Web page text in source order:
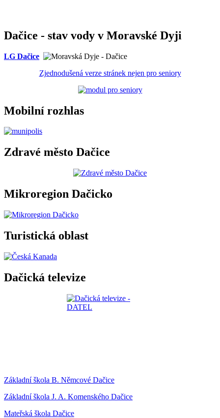
Dačice - stav vody v Moravské Dyji
LG Dačice
Zjednodušená verze stránek nejen pro seniory
Mobilní rozhlas
Zdravé město Dačice
Mikroregion Dačicko
Turistická oblast
Dačická televize
Základní škola B. Němcové Dačice
Základní škola J. A. Komenského Dačice
Mateřská škola Dačice